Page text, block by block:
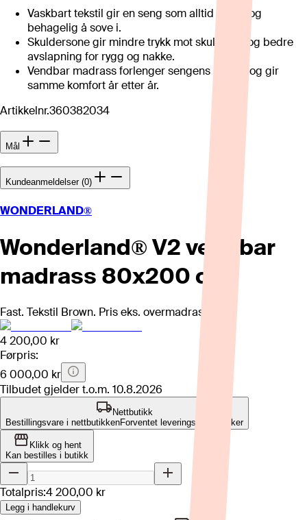
Vaskbart tekstil gir en seng som alltid er ren og
behagelig å sove i.
Skuldersone gir mindre trykk mot skulderen og bedre
avslapning for rygg og nakke.
Vendbar madrass forlenger sengens levetid og gir
samme komfort år etter år.
Artikkelnr.360382034
Mål
Kundeanmeldelser (0)
WONDERLAND®
Wonderland® V2 vendbar
madrass 80x200 cm
Fast. Tekstil Brown. Pris eks. overmadrass.
4 200,00 kr
Førpris:
6 000,00 kr
Tilbudet gjelder t.o.m. 10.8.2026
Nettbutikk
Bestillingsvare i nettbutikkenForventet leveringstid: 4-8 uker
Klikk og hent
Kan bestilles i butikk
Totalpris:4 200,00 kr
Legg i handlekurv